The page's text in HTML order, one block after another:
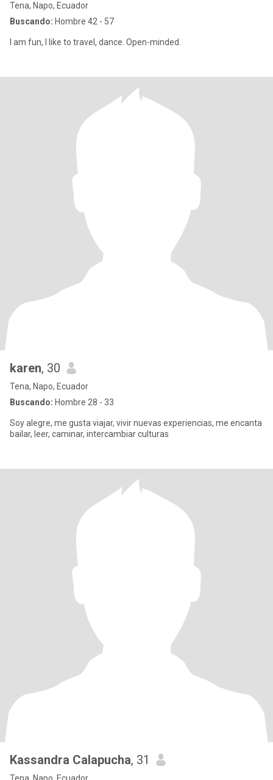
Tena, Napo, Ecuador
Buscando: Hombre 42 - 57
I am fun, I like to travel, dance. Open-minded.
karen, 30
Tena, Napo, Ecuador
Buscando: Hombre 28 - 33
Soy alegre, me gusta viajar, vivir nuevas experiencias, me encanta
bailar, leer, caminar, intercambiar culturas
Kassandra Calapucha, 31